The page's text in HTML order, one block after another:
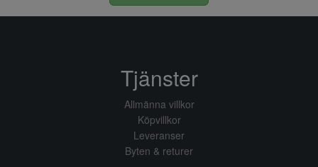
Tjänster
Allmänna villkor
Köpvillkor
Leveranser
Byten & returer